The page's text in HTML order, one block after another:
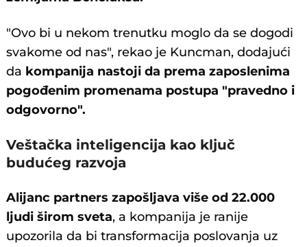
"Ovo bi u nekom trenutku moglo da se dogodi
svakome od nas", rekao je Kuncman, dodajući
da kompanija nastoji da prema zaposlenima
pogođenim promenama postupa "pravedno i
odgovorno".
Veštačka inteligencija kao ključ
budućeg razvoja
Alijanc partners zapošljava više od 22.000
ljudi širom sveta, a kompanija je ranije
upozorila da bi transformacija poslovanja uz